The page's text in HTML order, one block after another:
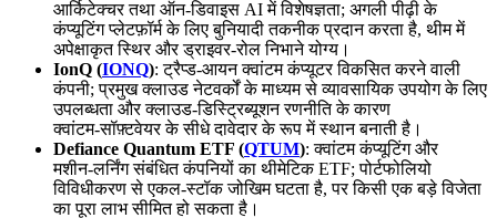
आर्किटेक्चर तथा ऑन‑डिवाइस AI में विशेषज्ञता; अगली पीढ़ी के
कंप्यूटिंग प्लेटफ़ॉर्म के लिए बुनियादी तकनीक प्रदान करता है, थीम में
अपेक्षाकृत स्थिर और ड्राइवर‑रोल निभाने योग्य।
IonQ (IONQ): ट्रैप्ड‑आयन क्वांटम कंप्यूटर विकसित करने वाली
कंपनी; प्रमुख क्लाउड नेटवर्कों के माध्यम से व्यावसायिक उपयोग के लिए
उपलब्धता और क्लाउड‑डिस्ट्रिब्यूशन रणनीति के कारण
क्वांटम‑सॉफ़्टवेयर के सीधे दावेदार के रूप में स्थान बनाती है।
Defiance Quantum ETF (QTUM): क्वांटम कंप्यूटिंग और
मशीन‑लर्निंग संबंधित कंपनियों का थीमेटिक ETF; पोर्टफोलियो
विविधीकरण से एकल‑स्टॉक जोखिम घटता है, पर किसी एक बड़े विजेता
का पूरा लाभ सीमित हो सकता है।